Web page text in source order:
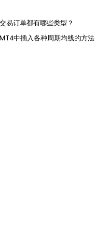
易订单都有哪些类型？
中插入各种周期均线的方法